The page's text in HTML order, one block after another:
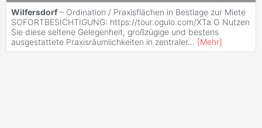
Wilfersdorf – Ordination / Praxisflächen in Bestlage zur Miete
SOFORTBESICHTIGUNG: https://tour.ogulo.com/XTa O Nutzen
Sie diese seltene Gelegenheit, großzügige und bestens
ausgestattete Praxisräumlichkeiten in zentraler... [Mehr]